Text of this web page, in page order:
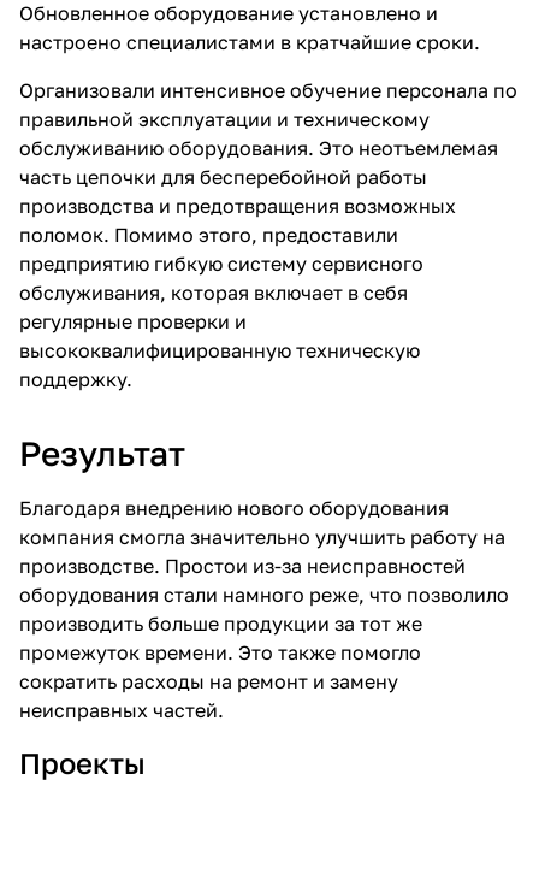
Обновленное оборудование установлено и
настроено специалистами в кратчайшие сроки.
Организовали интенсивное обучение персонала по
правильной эксплуатации и техническому
обслуживанию оборудования. Это неотъемлемая
часть цепочки для бесперебойной работы
производства и предотвращения возможных
поломок. Помимо этого, предоставили
предприятию гибкую систему сервисного
обслуживания, которая включает в себя
регулярные проверки и
высококвалифицированную техническую
поддержку.
Результат
Благодаря внедрению нового оборудования
компания смогла значительно улучшить работу на
производстве. Простои из-за неисправностей
оборудования стали намного реже, что позволило
производить больше продукции за тот же
промежуток времени. Это также помогло
сократить расходы на ремонт и замену
неисправных частей.
Проекты